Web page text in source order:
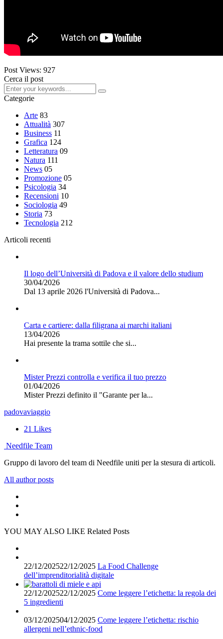
Post Views: 927
Cerca il post
Categorie
Arte 83
Attualità 307
Business 11
Grafica 124
Letteratura 09
Natura 111
News 05
Promozione 05
Psicologia 34
Recensioni 10
Sociologia 49
Storia 73
Tecnologia 212
Articoli recenti
Il logo dell’Università di Padova e il valore dello studium
30/04/2026
Dal 13 aprile 2026 l'Università di Padova...
Carta e cartiere: dalla filigrana ai marchi italiani
13/04/2026
Hai presente la trama sottile che si...
Mister Prezzi controlla e verifica il tuo prezzo
01/04/2026
Mister Prezzi definito il "Garante per la...
padovaviaggio
21 Likes
Needfile Team
Gruppo di lavoro del team di Needfile uniti per la stesura di articoli.
All author posts
YOU MAY ALSO LIKE Related Posts
22/12/202522/12/2025 La Food Challenge
dell’imprenditorialità digitale
22/12/202522/12/2025 Come leggere l’etichetta: la regola dei
5 ingredienti
03/12/202504/12/2025 Come leggere l’etichetta: rischio
allergeni nell’ethnic-food